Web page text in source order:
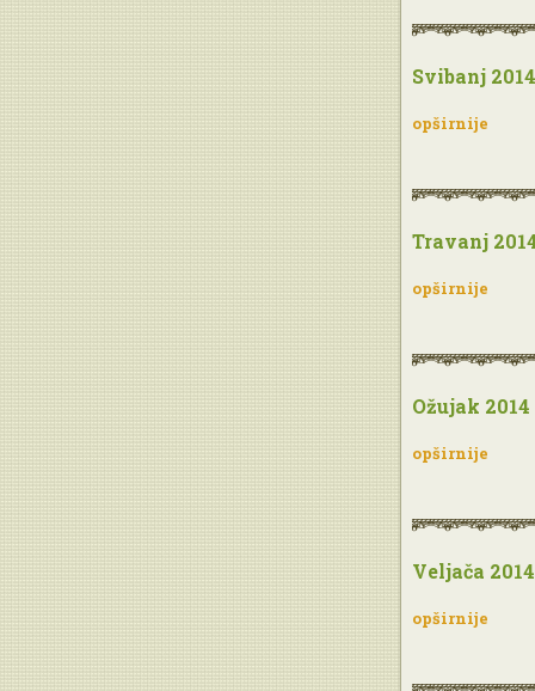
Svibanj 2014
opširnije
Travanj
opširnije
Ožujak 2014
opširnije
Veljača 2014
opširnije